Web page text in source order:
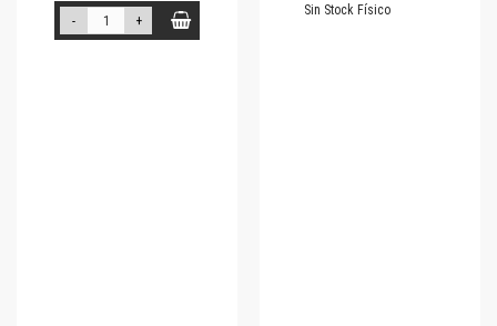
- +
Sin Stock Físico